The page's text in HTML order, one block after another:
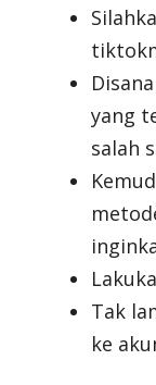
yang
salah
Tak
ke